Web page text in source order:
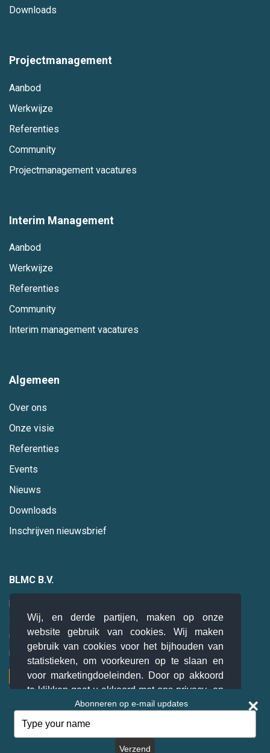
Wij, en derde partijen, maken op onze
website gebruik van cookies. Wij maken
gebruik van cookies voor het bijhouden van
statistieken, om voorkeuren op te slaan en
voor marketingdoeleinden. Door op akkoord
te klikken gaat u akkoord met ons privacy- en
cookiebeleid.Lees meer
Akkoord
Abonneren op e-mail updates
your
name
Verzend
Downloads
Projectmanagement
Aanbod
Werkwijze
Referenties
Community
Projectmanagement vacatures
Interim Management
Aanbod
Werkwijze
Referenties
Community
Interim management vacatures
Algemeen
Over ons
Onze visie
Referenties
Events
Nieuws
Downloads
Inschrijven nieuwsbrief
BLMC B.V.
Hogebrinkerweg 19
3871 KM
Hoevelaken
085 0 47 94 28
info@blmc.nl
© BLMC B.V. 2026. Alle rechten voorbehouden.